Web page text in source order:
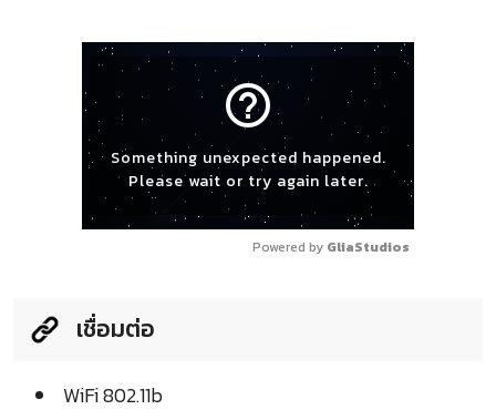
help_outline
Something unexpected happened.
Please wait or try again later.
Powered by GliaStudios
เชื่อมต่อ
WiFi 802.11b